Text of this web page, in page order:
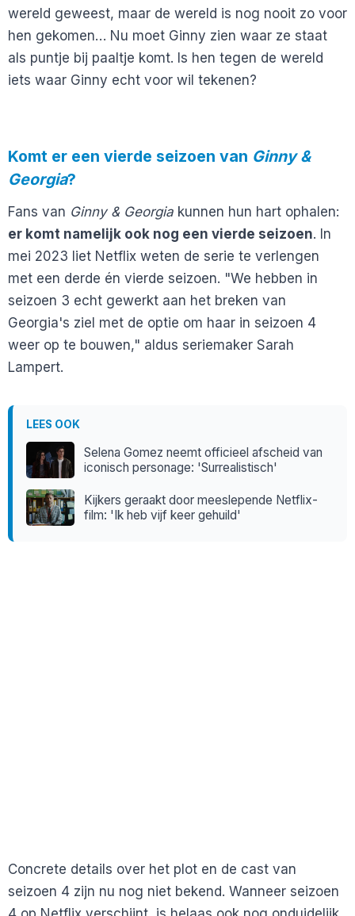
wereld geweest, maar de wereld is nog nooit zo voor
hen gekomen… Nu moet Ginny zien waar ze staat
als puntje bij paaltje komt. Is hen tegen de wereld
iets waar Ginny echt voor wil tekenen?
Komt er een vierde seizoen van Ginny &
Georgia?
Fans van Ginny & Georgia kunnen hun hart ophalen:
er komt namelijk ook nog een vierde seizoen. In
mei 2023 liet Netflix weten de serie te verlengen
met een derde én vierde seizoen. "We hebben in
seizoen 3 echt gewerkt aan het breken van
Georgia's ziel met de optie om haar in seizoen 4
weer op te bouwen," aldus seriemaker Sarah
Lampert.
LEES OOK
Selena Gomez neemt officieel afscheid van
iconisch personage: 'Surrealistisch'
Kijkers geraakt door meeslepende Netflix-
film: 'Ik heb vijf keer gehuild'
Concrete details over het plot en de cast van
seizoen 4 zijn nu nog niet bekend. Wanneer seizoen